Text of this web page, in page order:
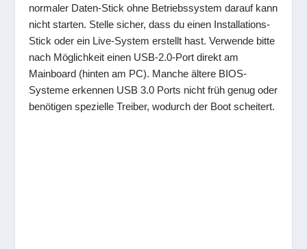
normaler Daten-Stick ohne Betriebssystem darauf kann
nicht starten. Stelle sicher, dass du einen Installations-
Stick oder ein Live-System erstellt hast. Verwende bitte
nach Möglichkeit einen USB-2.0-Port direkt am
Mainboard (hinten am PC). Manche ältere BIOS-
Systeme erkennen USB 3.0 Ports nicht früh genug oder
benötigen spezielle Treiber, wodurch der Boot scheitert.